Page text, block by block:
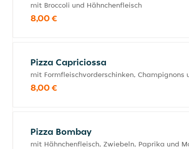
mit Broccoli und Hähnchenfleisch
8,00 €
Pizza Capriciossa
mit Formfleischvorderschinken, Champignons
8,00 €
Pizza Bombay
mit Hähnchenfleisch, Zwiebeln, Paprika und